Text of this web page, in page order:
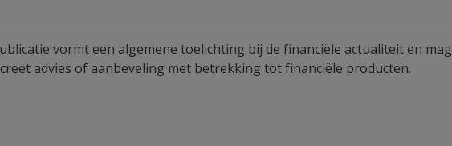
vormt een algemene toelichting bij de financiële actualiteit en mag
advies of aanbeveling met betrekking tot financiële producten.